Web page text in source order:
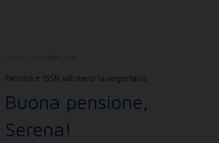
CICLO IST.
Facoltà e ISSR salutano la segretaria
Buona pensione,
Serena!